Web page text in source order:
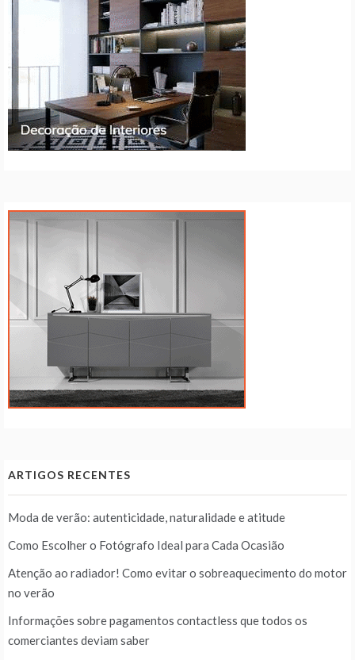
ARTIGOS RECENTES
Moda de verão: autenticidade, naturalidade e atitude
Como Escolher o Fotógrafo Ideal para Cada Ocasião
Atenção ao radiador! Como evitar o sobreaquecimento do motor
no verão
Informações sobre pagamentos contactless que todos os
comerciantes deviam saber